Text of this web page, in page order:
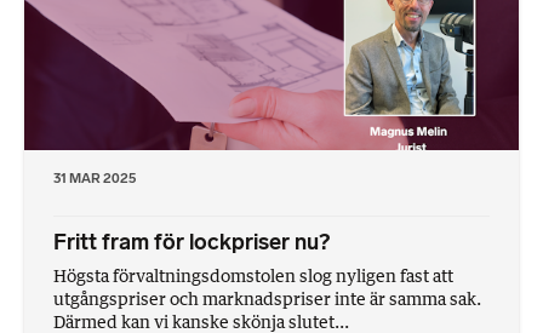
31 MAR 2025
Fritt fram för lockpriser nu?
Högsta förvaltningsdomstolen slog nyligen fast att
utgångspriser och marknadspriser inte är samma sak.
Därmed kan vi kanske skönja slutet...